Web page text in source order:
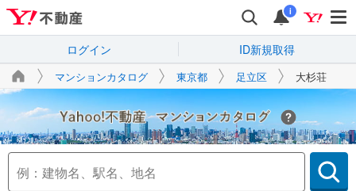
i
ログイン ID新規取得
マンションカタログ 東京都 足立区 大杉荘
Yahoo!不動産